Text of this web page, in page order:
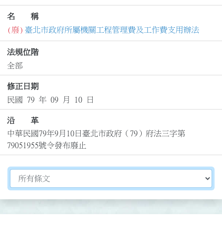
名 稱
(廢) 臺北市政府所屬機關工程管理費及工作費支用辦法
法規位階
全部
修正日期
民國 79 年 09 月 10 日
沿 革
中華民國79年9月10日臺北市政府（79）府法三字第
79051955號令發布廢止
切換選擇法規資訊內容